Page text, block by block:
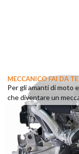
MECCANICO FAI DA TE
Per gli amanti di moto
che diventare un